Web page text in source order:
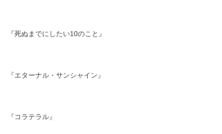
『死ぬまでにしたい10のこと』
『エターナル・サンシャイン』
『コラテラル』